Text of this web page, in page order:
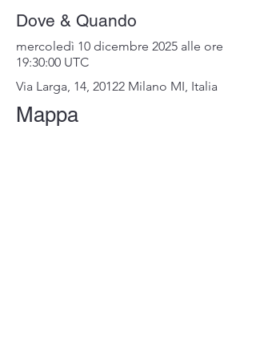
Dove & Quando
mercoledì 10 dicembre 2025 alle ore
19:30:00 UTC
Via Larga, 14, 20122 Milano MI, Italia
Mappa